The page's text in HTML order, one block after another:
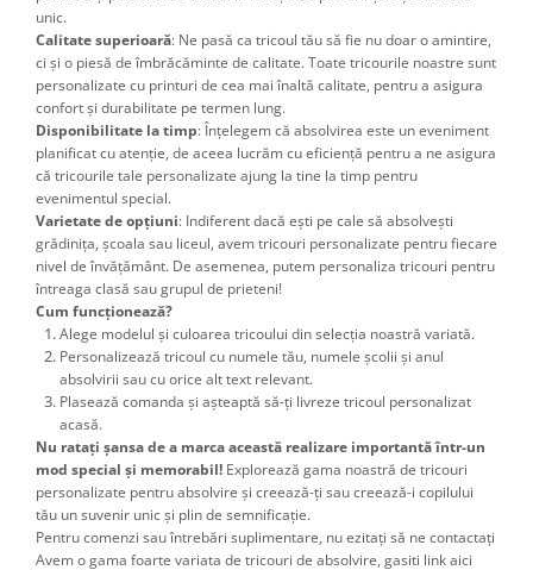
unic.
Calitate superioară: Ne pasă ca tricoul tău să fie nu doar o amintire,
ci și o piesă de îmbrăcăminte de calitate. Toate tricourile noastre sunt
personalizate cu printuri de cea mai înaltă calitate, pentru a asigura
confort și durabilitate pe termen lung.
Disponibilitate la timp: Înțelegem că absolvirea este un eveniment
planificat cu atenție, de aceea lucrăm cu eficiență pentru a ne asigura
că tricourile tale personalizate ajung la tine la timp pentru
evenimentul special.
Varietate de opțiuni: Indiferent dacă ești pe cale să absolvești
grădinița, școala sau liceul, avem tricouri personalizate pentru fiecare
nivel de învățământ. De asemenea, putem personaliza tricouri pentru
întreaga clasă sau grupul de prieteni!
Cum funcționează?
Alege modelul și culoarea tricoului din selecția noastră variată.
Personalizează tricoul cu numele tău, numele școlii și anul
absolvirii sau cu orice alt text relevant.
Plasează comanda și așteaptă să-ți livreze tricoul personalizat
acasă.
Nu ratați șansa de a marca această realizare importantă într-un
mod special și memorabil! Explorează gama noastră de tricouri
personalizate pentru absolvire și creează-ți sau creează-i copilului
tău un suvenir unic și plin de semnificație.
Pentru comenzi sau întrebări suplimentare, nu ezitați să ne contactați